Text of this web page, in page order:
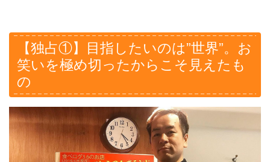
【独占①】目指したいのは”世界”。お
笑いを極め切ったからこそ見えたも
の